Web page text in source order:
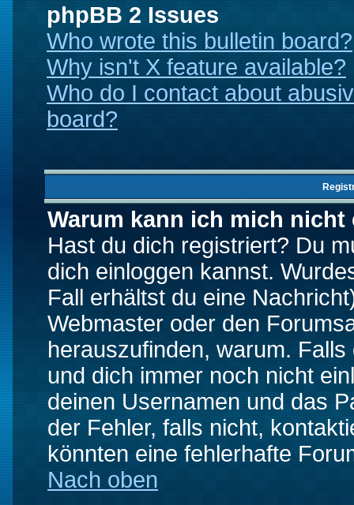
phpBB 2 Issues
Who wrote this bulletin board?
Why isn't X feature available?
Who do I contact about
board?
Warum kann ich mich nicht
Hast du dich registriert? Du
dich einloggen kannst.
Fall erhältst du eine
Webmaster oder den
herauszufinden, warum.
und dich immer noch nicht
deinen Usernamen und das
der Fehler, falls nicht,
könnten eine fehlerhafte
Nach oben